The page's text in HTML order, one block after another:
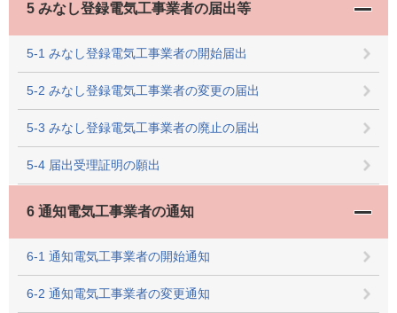
5 みなし登録電気工事業者の届出等
5-1 みなし登録電気工事業者の開始届出
5-2 みなし登録電気工事業者の変更の届出
5-3 みなし登録電気工事業者の廃止の届出
5-4 届出受理証明の願出
6 通知電気工事業者の通知
6-1 通知電気工事業者の開始通知
6-2 通知電気工事業者の変更通知